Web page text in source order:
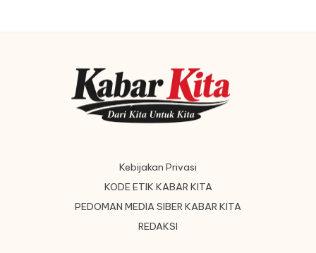
Kebijakan Privasi
KODE ETIK KABAR KITA
PEDOMAN MEDIA SIBER KABAR KITA
REDAKSI